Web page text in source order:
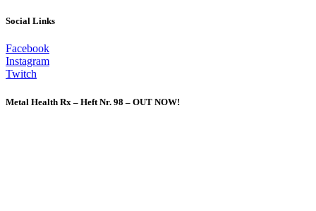
Social Links
Facebook
Instagram
Twitch
Metal Health Rx – Heft Nr. 98 – OUT NOW!